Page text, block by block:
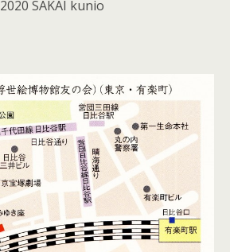
2020 SAKAI kunio